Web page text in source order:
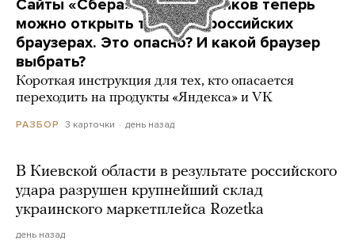
Сайты «Сбера» и других банков теперь
можно открыть только в российских
браузерах. Это опасно? И какой браузер
выбрать?
Короткая инструкция для тех, кто опасается
переходить на продукты «Яндекса» и VK
РАЗБОР 3 карточки день назад
В Киевской области в результате российского
удара разрушен крупнейший склад
украинского маркетплейса Rozetka
день назад